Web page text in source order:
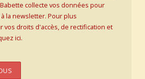
collecte vos données pour
la newsletter. Pour plus
vos droits d'accès, de rectification et
ici.